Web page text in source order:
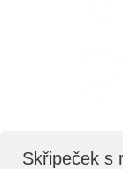
Skřipeček s